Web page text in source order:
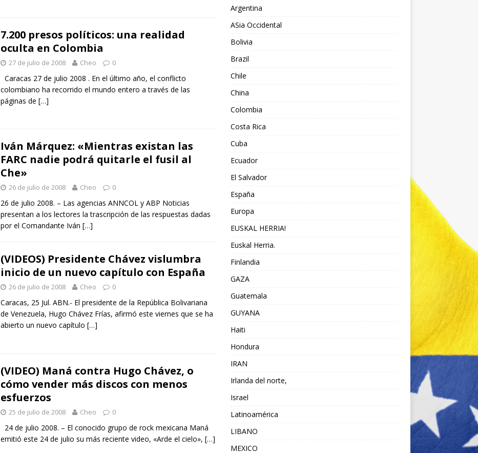
7.200 presos políticos: una realidad
oculta en Colombia
27 de julio de 2008 Cheo 0
Caracas 27 de julio 2008 . En el último año, el conflicto
colombiano ha recorrido el mundo entero a través de las
páginas de […]
Iván Márquez: «Mientras existan las
FARC nadie podrá quitarle el fusil al
Che»
26 de julio de 2008 Cheo 0
26 de julio 2008. – Las agencias ANNCOL y ABP Noticias
presentan a los lectores la trascripción de las respuestas dadas
por el Comandante Iván […]
(VIDEOS) Presidente Chávez vislumbra
inicio de un nuevo capítulo con España
26 de julio de 2008 Cheo 0
Caracas, 25 Jul. ABN.- El presidente de la República Bolivariana
de Venezuela, Hugo Chávez Frías, afirmó este viernes que se ha
abierto un nuevo capítulo […]
(VIDEO) Maná contra Hugo Chávez, o
cómo vender más discos con menos
esfuerzos
25 de julio de 2008 Cheo 0
24 de julio 2008. – El conocido grupo de rock mexicana Maná
emitió este 24 de julio su más reciente video, «Arde el cielo», […]
Argentina
ASia Occidental
Bolivia
Brazil
Chile
China
Colombia
Costa Rica
Cuba
Ecuador
El Salvador
España
Europa
EUSKAL HERRIA!
Euskal Herria.
Finlandia
GAZA
Guatemala
GUYANA
Haiti
Hondura
IRAN
Irlanda del norte,
Israel
Latinoamérica
LIBANO
MEXICO